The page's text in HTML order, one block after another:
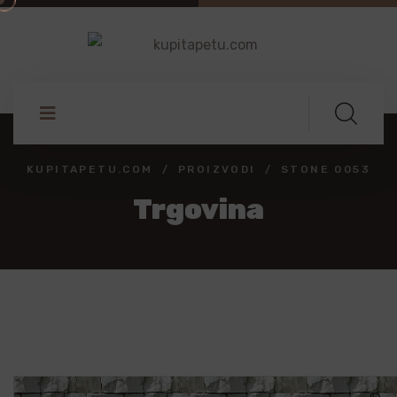
KUPITAPETU.COM PROIZVODI STONE 0053
Trgovina